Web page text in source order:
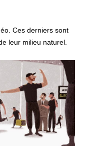
Ces derniers sont
leur milieu naturel.